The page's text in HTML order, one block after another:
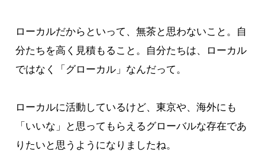
ローカルだからといって、無茶と思わないこと。自
分たちを高く見積もること。自分たちは、ローカル
ではなく「グローカル」なんだって。
ローカルに活動しているけど、東京や、海外にも
「いいな」と思ってもらえるグローバルな存在であ
りたいと思うようになりましたね。